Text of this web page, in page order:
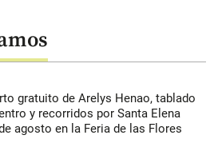
gratuito de Arelys Henao, tablado
y recorridos por Santa Elena
agosto en la Feria de las Flores